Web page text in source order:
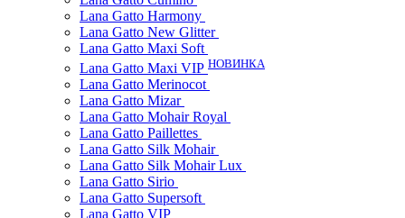
Lana Gatto Harmony
Lana Gatto New Glitter
Lana Gatto Maxi Soft
Lana Gatto Maxi VIP НОВИНКА
Lana Gatto Merinocot
Lana Gatto Mizar
Lana Gatto Mohair Royal
Lana Gatto Paillettes
Lana Gatto Silk Mohair
Lana Gatto Silk Mohair Lux
Lana Gatto Sirio
Lana Gatto Supersoft
Lana Gatto VIP